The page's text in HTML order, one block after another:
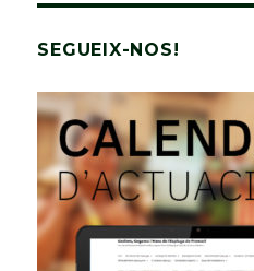
SEGUEIX-NOS!